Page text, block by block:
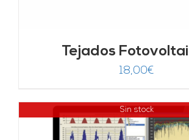
Tejados
18,00€
Sin stock